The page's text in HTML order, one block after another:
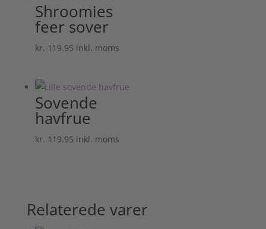
Shroomies
feer sover
kr. 119.95 inkl. moms
Sovende
havfrue
kr. 119.95 inkl. moms
Relaterede varer